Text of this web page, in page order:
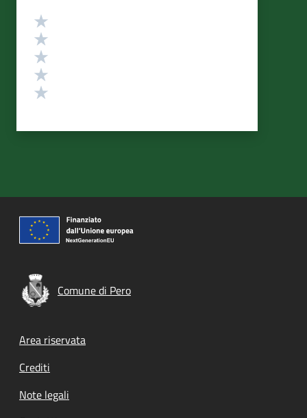
Valutazione
Comune di Pero
Footer menu
Area riservata
Crediti
Note legali